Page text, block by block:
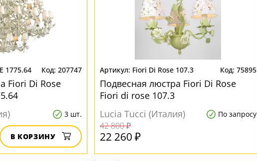
1775.64 207747
Fiori Di Rose
3 шт.
В КОРЗИНУ
Fiori Di Rose 107.3 75895
Подвесная люстра Fiori Di Rose
Fiori di rose 107.3
Lucia Tucci (Италия)
По запросу
42 800 ₽
22 260 ₽